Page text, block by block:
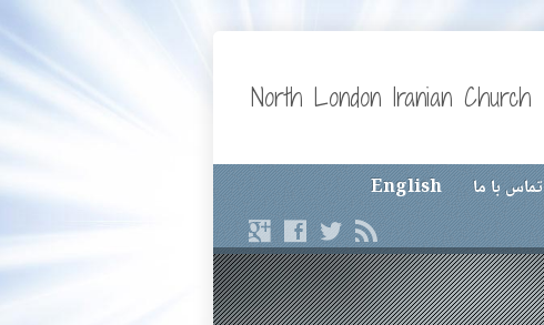
North London Iranian Church
تماس با ما English